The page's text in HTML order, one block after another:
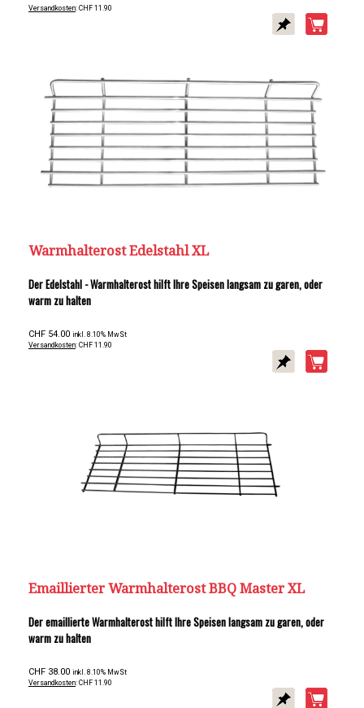
Versandkosten: CHF 11.90
Warmhalterost Edelstahl XL
Der Edelstahl - Warmhalterost hilft Ihre Speisen langsam zu garen, oder
warm zu halten
CHF 54.00 inkl. 8.10% MwSt
Versandkosten: CHF 11.90
Emaillierter Warmhalterost BBQ Master XL
Der emaillierte Warmhalterost hilft Ihre Speisen langsam zu garen, oder
warm zu halten
CHF 38.00 inkl. 8.10% MwSt
Versandkosten: CHF 11.90